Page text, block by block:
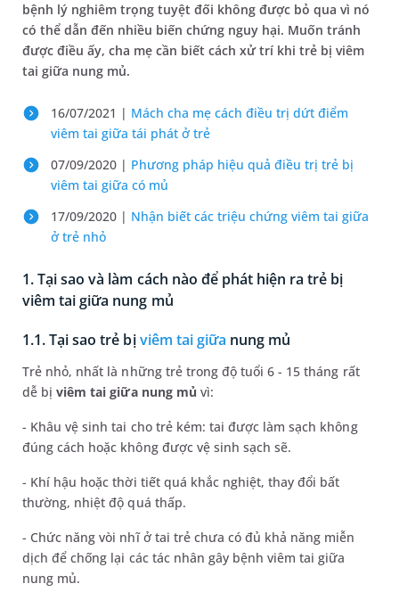
bệnh lý nghiêm trọng tuyệt đối không được bỏ qua vì nó
có thể dẫn đến nhiều biến chứng nguy hại. Muốn tránh
được điều ấy, cha mẹ cần biết cách xử trí khi trẻ bị viêm
tai giữa nung mủ.
16/07/2021 | Mách cha mẹ cách điều trị dứt điểm
viêm tai giữa tái phát ở trẻ
07/09/2020 | Phương pháp hiệu quả điều trị trẻ bị
viêm tai giữa có mủ
17/09/2020 | Nhận biết các triệu chứng viêm tai giữa
ở trẻ nhỏ
1. Tại sao và làm cách nào để phát hiện ra trẻ bị
viêm tai giữa nung mủ
1.1. Tại sao trẻ bịviêm tai giữa nung mủ
Trẻ nhỏ, nhất là những trẻ trong độ tuổi 6 - 15 tháng rất
dễ bịviêm tai giữa nung mủ vì:
- Khâu vệ sinh tai cho trẻ kém: tai được làm sạch không
đúng cách hoặc không được vệ sinh sạch sẽ.
- Khí hậu hoặc thời tiết quá khắc nghiệt, thay đổi bất
thường, nhiệt độ quá thấp.
- Chức năng vòi nhĩ ở tai trẻ chưa có đủ khả năng miễn
dịch để chống lại các tác nhân gây bệnh viêm tai giữa
nung mủ.